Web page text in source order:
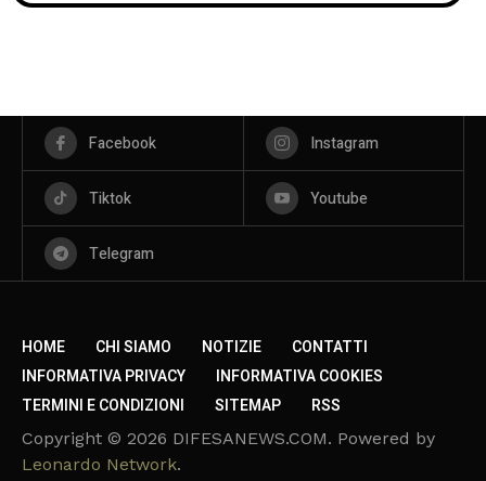
Facebook Instagram
Tiktok Youtube
Telegram
HOME CHI SIAMO NOTIZIE
CONTATTI
INFORMATIVA PRIVACY
INFORMATIVA COOKIES
TERMINI E CONDIZIONI
SITEMAP RSS
Copyright © 2026 DIFESANEWS.COM. Powered by
Leonardo Network.